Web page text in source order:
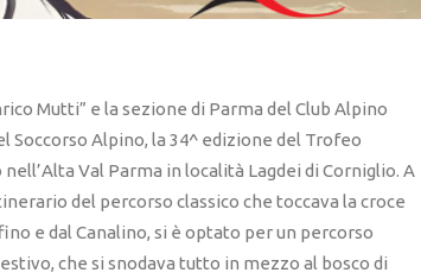
Mutti” e la sezione di Parma del Club Alpino
Soccorso Alpino, la 34^ edizione del Trofeo
Val Parma in località Lagdei di Corniglio. A
del percorso classico che toccava la croce
e dal Canalino, si è optato per un percorso
che si snodava tutto in mezzo al bosco di